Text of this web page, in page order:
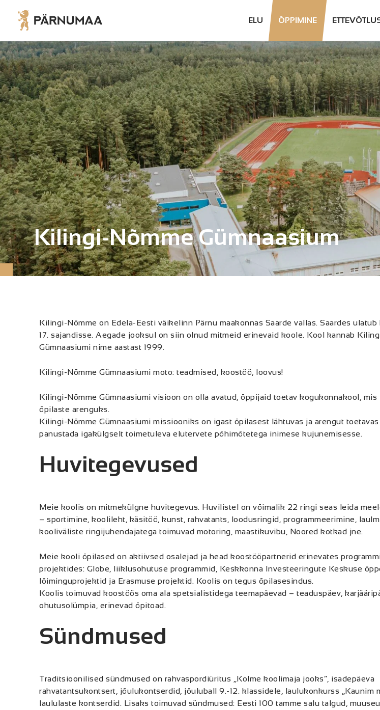
ELU
ELUKORRALDUS
ERINEVAD
TOETUSED
KINNISVARA
PAKKUMISED
PÄRNUMAALASTE
LOOD
EASÕBRALIK
PÄRNUMAA
PÄRNUMAA
OMAVALITSUSED
ÕPPIMINE
GÜMNAASIUMID
KOOLID
ÄGEDAD
2025
Kilingi-Nõmme Gümnaasium
Kilingi-Nõmme on Edela-Eesti väikelinn Pärnu maakonnas Saarde vallas. Saardes
17. sajandisse. Aegade jooksul on siin olnud mitmeid erinevaid koole. Kool kannab
Gümnaasiumi nime aastast 1999.
Kilingi-Nõmme Gümnaasiumi moto: teadmised, koostöö, loovus!
Kilingi-Nõmme Gümnaasiumivisioonon olla avatud, õppijaid toetav kogukonnakool, mis
õpilaste arenguks.
Kilingi-Nõmme Gümnaasiumimissioonikson igast õpilasest lähtuvas ja arengut
panustada igakülgselt toimetuleva elutervete põhimõtetega inimese kujunemisesse.
Huvitegevused
Meie koolis on mitmekülgne huvitegevus. Huvilistel on võimalik 22 ringi seas leida
– sportimine, koolileht, käsitöö, kunst, rahvatants, loodusringid, programmeerimine,
kooliväliste ringijuhendajatega toimuvad motoring, maastikuvibu, Noored kotkad jne.
Meie kooli õpilased on aktiivsed osalejad ja head koostööpartnerid erinevates
projektides: Globe, liiklusohutuse programmid, Keskkonna Investeeringute Keskuse
lõiminguprojektid ja Erasmuse projektid. Koolis on tegus õpilasesindus.
Koolis toimuvad koostöös oma ala spetsialistidega teemapäevad – teaduspäev,
ohutusolümpia, erinevad õpitoad.
Sündmused
Traditsioonilised sündmused on rahvaspordiüritus „Kolme koolimaja jooks“, isadepäeva
rahvatantsukontsert, jõulukontserdid, jõuluball 9.-12. klassidele, laulukonkurss „Kaunim
laululaste kontserdid. Lisaks toimuvad sündmused: Eesti 100 tamme salu talgud,